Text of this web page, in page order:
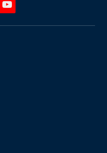
YouTube